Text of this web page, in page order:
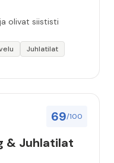
olivat siististi
Juhlatilat
69/100
& Juhlatilat